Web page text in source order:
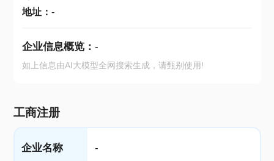
地址： -
企业信息概览： -
如上信息由AI大模型全网搜索生成，请甄别使用!
工商注册
企业名称 -